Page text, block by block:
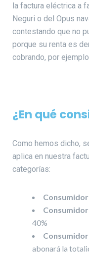
la factura eléctrica a
Neguri o del Opus
contestando que no
porque su renta es
cobrando, por
¿En qué
Como hemos dicho,
aplica en nuestra
categorías:
40%
abonará la